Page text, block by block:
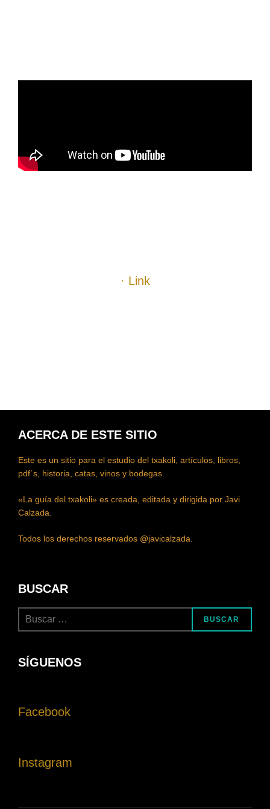
· Link
ACERCA DE ESTE SITIO
Este es un sitio para el estudio del txakoli, artículos, libros,
pdf`s, historia, catas, vinos y bodegas.
«La guía del txakoli» es creada, editada y dirigida por Javi
Calzada.
Todos los derechos reservados @javicalzada.
BUSCAR
BUSCAR
SÍGUENOS
Facebook
Instagram